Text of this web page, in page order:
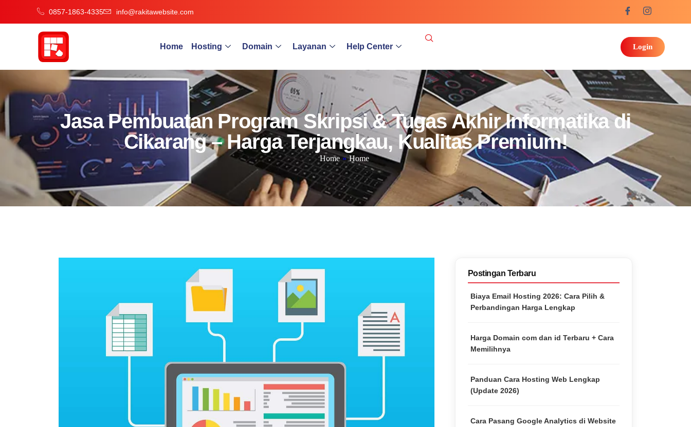
0857-1863-4335 info@rakitawebsite.com
Home Hosting Domain Layanan Help Center Login
Jasa Pembuatan Program Skripsi & Tugas Akhir Informatika di
Cikarang – Harga Terjangkau, Kualitas Premium!
Home » Home
Postingan Terbaru
Biaya Email Hosting 2026: Cara Pilih &
Perbandingan Harga Lengkap
Harga Domain com dan id Terbaru + Cara
Memilihnya
Panduan Cara Hosting Web Lengkap
(Update 2026)
Cara Pasang Google Analytics di Website